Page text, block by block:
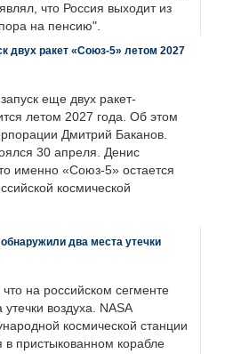
что Россия выходит из
на пенсию".
двух ракет «Союз-5» летом 2027
еще двух ракет-
летом 2027 года. Об этом
Дмитрий Баканов.
30 апреля. Денис
именно «Союз-5» остается
космической
два места утечки
на российском сегменте
воздуха. NASA
космической станции
пристыкованном корабле